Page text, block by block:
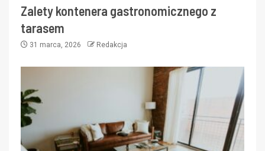
Zalety kontenera gastronomicznego z
tarasem
31 marca, 2026 Redakcja